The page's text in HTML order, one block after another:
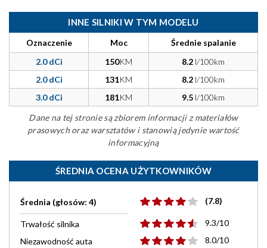
INNE SILNIKI W TYM MODELU
Oznaczenie Moc
Średnie spalanie
2.0 dCi
150KM 8.2 l/100km
2.0 dCi
131KM 8.2 l/100km
3.0 dCi
181KM 9.5 l/100km
Dane na tej stronie są zbiorem informacji z materiałów
prasowych oraz warsztatów i stanowią jedynie wartość
informacyjną
ŚREDNIA OCENA UŻYTKOWNIKÓW
Średnia (głosów: 4) (7.8)
Trwałość silnika
9.3/10
Niezawodność auta
8.0/10